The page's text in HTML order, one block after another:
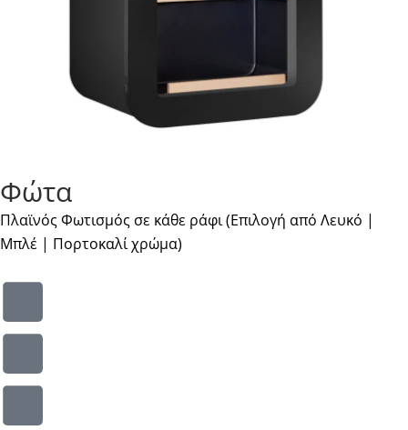
Φώτα
Πλαϊνός Φωτισμός σε κάθε ράφι (Επιλογή από Λευκό |
Μπλέ | Πορτοκαλί χρώμα)